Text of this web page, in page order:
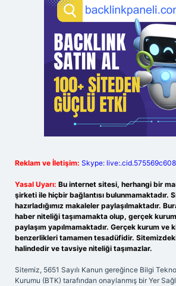
Reklam ve İletişim: Skype:
Yasal Uyarı: Bu internet sitesi, herhangi bir
şirketi ile hiçbir bağlantısı bulunmamaktadır.
hazırladığımız makaleler paylaşılmaktadır.
haber niteliği taşımamakta olup, gerçek
paylaşım yapılmamaktadır. Gerçek kurum ve
benzerlikleri tamamen tesadüfidir.
halindedir ve tavsiye niteliği taşımazlar.
Sitemiz, 5651 Sayılı Kanun gereğince Bilgi
Kurumu (BTK) tarafından onaylanmış bir Yer